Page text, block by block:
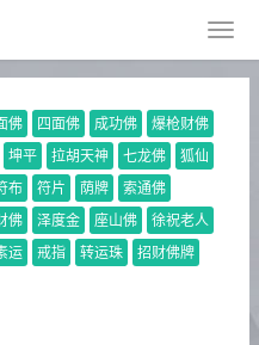
佛 四面佛 成功佛
爆枪财佛
坤平 拉胡天神 七龙佛
狐仙
布 符片 荫牌
索通佛
佛 泽度金 座山佛
徐祝老人
运 戒指 转运珠
招财佛牌